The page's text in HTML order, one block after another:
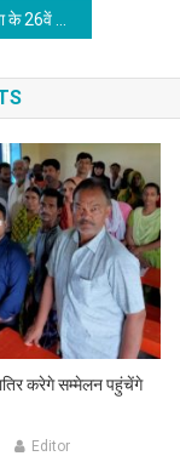
नाटिका ने मोहा दर्शकों का मन
करेगे सम्मेलन पहुंचेंगे
Editor